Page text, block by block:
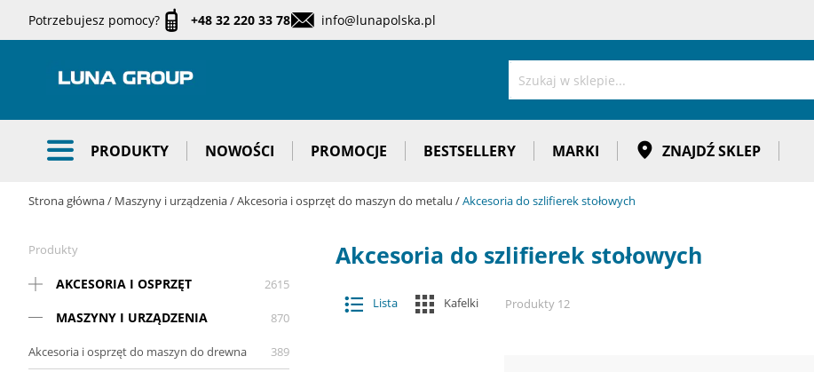
Potrzebujesz pomocy? +48 32 220 33 78 info@lunapolska.pl
Szukaj
PRODUKTY NOWOŚCI PROMOCJE BESTSELLERY MARKI ZNAJDŹ SKLEP
Strona główna Maszyny i urządzenia Akcesoria i osprzęt do maszyn do metalu Akcesoria do szlifierek stołowych
Akcesoria do szlifierek stołowych
Zobacz
jako
Lista Kafelki Produkty 12
Produkty
AKCESORIA I OSPRZĘT 2615
MASZYNY I URZĄDZENIA 870
Akcesoria i osprzęt do maszyn do drewna 389